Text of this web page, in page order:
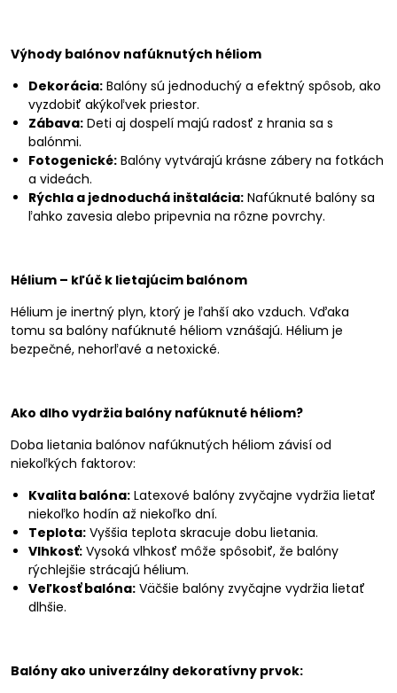
Výhody balónov nafúknutých héliom
Dekorácia: Balóny sú jednoduchý a efektný spôsob, ako
vyzdobiť akýkoľvek priestor.
Zábava: Deti aj dospelí majú radosť z hrania sa s
balónmi.
Fotogenické: Balóny vytvárajú krásne zábery na fotkách
a videách.
Rýchla a jednoduchá inštalácia: Nafúknuté balóny sa
ľahko zavesia alebo pripevnia na rôzne povrchy.
Hélium – kľúč k lietajúcim balónom
Hélium je inertný plyn, ktorý je ľahší ako vzduch. Vďaka
tomu sa balóny nafúknuté héliom vznášajú. Hélium je
bezpečné, nehorľavé a netoxické.
Ako dlho vydržia balóny nafúknuté héliom?
Doba lietania balónov nafúknutých héliom závisí od
niekoľkých faktorov:
Kvalita balóna: Latexové balóny zvyčajne vydržia lietať
niekoľko hodín až niekoľko dní.
Teplota: Vyššia teplota skracuje dobu lietania.
Vlhkosť: Vysoká vlhkosť môže spôsobiť, že balóny
rýchlejšie strácajú hélium.
Veľkosť balóna: Väčšie balóny zvyčajne vydržia lietať
dlhšie.
Balóny ako univerzálny dekoratívny prvok: